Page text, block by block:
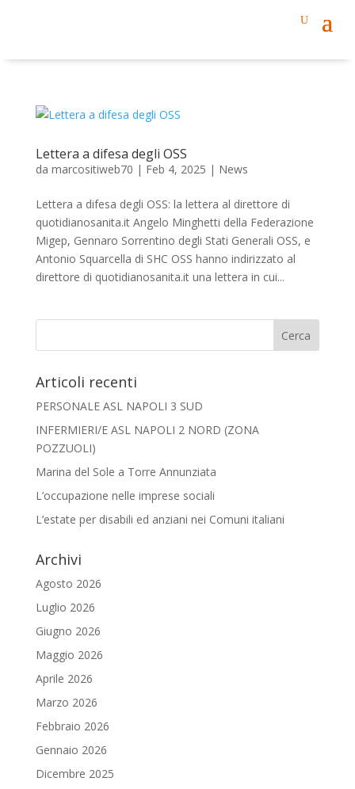
Lettera a difesa degli OSS
da marcositiweb70 | Feb 4, 2025 | News
Lettera a difesa degli OSS: la lettera al direttore di
quotidianosanita.it Angelo Minghetti della Federazione
Migep, Gennaro Sorrentino degli Stati Generali OSS, e
Antonio Squarcella di SHC OSS hanno indirizzato al
direttore di quotidianosanita.it una lettera in cui...
Articoli recenti
PERSONALE ASL NAPOLI 3 SUD
INFERMIERI/E ASL NAPOLI 2 NORD (ZONA
POZZUOLI)
Marina del Sole a Torre Annunziata
L’occupazione nelle imprese sociali
L’estate per disabili ed anziani nei Comuni italiani
Archivi
Agosto 2026
Luglio 2026
Giugno 2026
Maggio 2026
Aprile 2026
Marzo 2026
Febbraio 2026
Gennaio 2026
Dicembre 2025